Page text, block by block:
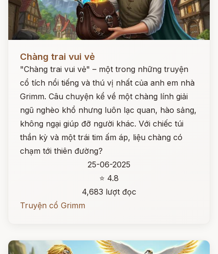
Chàng trai vui vẻ
"Chàng trai vui vẻ" – một trong những truyện
cổ tích nổi tiếng và thú vị nhất của anh em nhà
Grimm. Câu chuyện kể về một chàng lính giải
ngũ nghèo khổ nhưng luôn lạc quan, hào sảng,
không ngại giúp đỡ người khác. Với chiếc túi
thần kỳ và một trái tim ấm áp, liệu chàng có
chạm tới thiên đường?
25-06-2025
⭐ 4.8
4,683 lượt đọc
Truyện cổ Grimm